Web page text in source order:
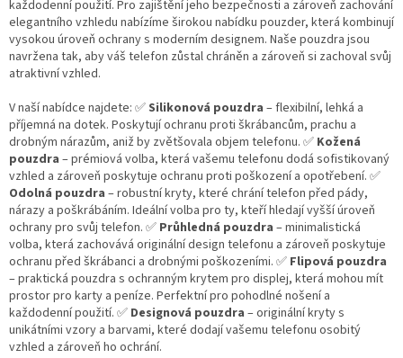
každodenní použití. Pro zajištění jeho bezpečnosti a zároveň zachování
elegantního vzhledu nabízíme širokou nabídku pouzder, která kombinují
vysokou úroveň ochrany s moderním designem. Naše pouzdra jsou
navržena tak, aby váš telefon zůstal chráněn a zároveň si zachoval svůj
atraktivní vzhled.
V naší nabídce najdete: ✅Silikonová pouzdra – flexibilní, lehká a
příjemná na dotek. Poskytují ochranu proti škrábancům, prachu a
drobným nárazům, aniž by zvětšovala objem telefonu. ✅ Kožená
pouzdra – prémiová volba, která vašemu telefonu dodá sofistikovaný
vzhled a zároveň poskytuje ochranu proti poškození a opotřebení. ✅
Odolná pouzdra – robustní kryty, které chrání telefon před pády,
nárazy a poškrábáním. Ideální volba pro ty, kteří hledají vyšší úroveň
ochrany pro svůj telefon. ✅ Průhledná pouzdra – minimalistická
volba, která zachovává originální design telefonu a zároveň poskytuje
ochranu před škrábanci a drobnými poškozeními. ✅ Flipová pouzdra
– praktická pouzdra s ochranným krytem pro displej, která mohou mít
prostor pro karty a peníze. Perfektní pro pohodlné nošení a
každodenní použití. ✅ Designová pouzdra – originální kryty s
unikátními vzory a barvami, které dodají vašemu telefonu osobitý
vzhled a zároveň ho ochrání.